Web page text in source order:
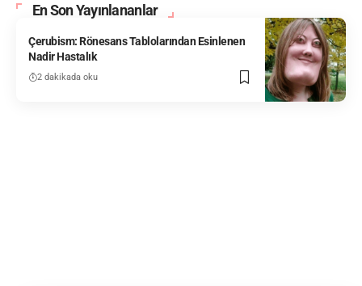
En Son Yayınlananlar
Çerubism: Rönesans Tablolarından Esinlenen
Nadir Hastalık
2 dakikada oku